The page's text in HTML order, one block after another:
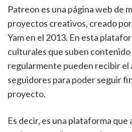
Patreon es una página web de
proyectos creativos, creado por
Yam en el 2013. En esta
culturales que suben
regularmente pueden recibir el
seguidores para poder seguir
proyecto.
Es decir, es una plataforma que